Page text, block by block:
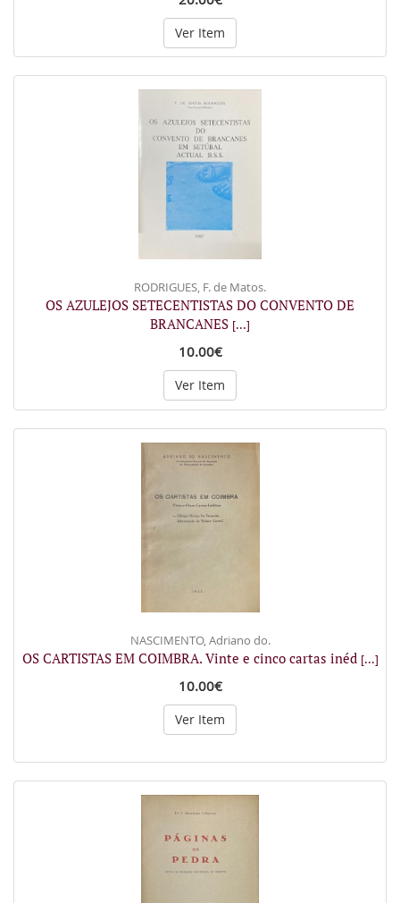
Ver Item
RODRIGUES, F. de Matos.
OS AZULEJOS SETECENTISTAS DO CONVENTO DE
BRANCANES [...]
10.00€
Ver Item
NASCIMENTO, Adriano do.
OS CARTISTAS EM COIMBRA. Vinte e cinco cartas inéd [...]
10.00€
Ver Item